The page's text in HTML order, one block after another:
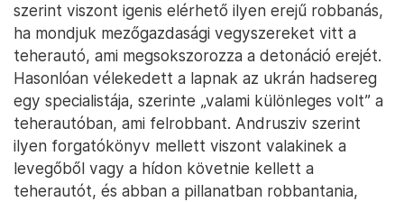
szerint viszont igenis elérhető ilyen erejű robbanás,
ha mondjuk mezőgazdasági vegyszereket vitt a
teherautó, ami megsokszorozza a detonáció erejét.
Hasonlóan vélekedett a lapnak az ukrán hadsereg
egy specialistája, szerinte „valami különleges volt” a
teherautóban, ami felrobbant. Andrusziv szerint
ilyen forgatókönyv mellett viszont valakinek a
levegőből vagy a hídon követnie kellett a
teherautót, és abban a pillanatban robbantania,